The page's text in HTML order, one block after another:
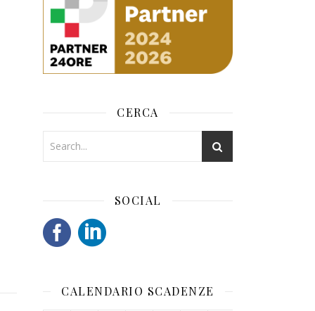
CERCA
SOCIAL
CALENDARIO SCADENZE